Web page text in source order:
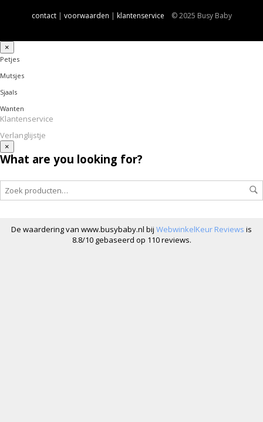
contact| voorwaarden | klantenservice © 2025 Busy Baby
×
Petjes
Mutsjes
Sjaals
Wanten
Klantenservice
Verlanglijstje
×
What are you looking for?
De waardering van www.busybaby.nl bij WebwinkelKeur Reviews is
8.8/10 gebaseerd op 110 reviews.